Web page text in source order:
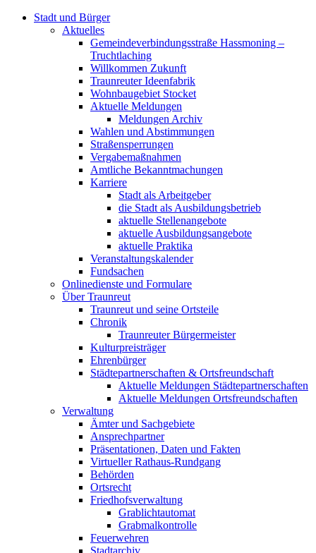
Stadt und Bürger
Aktuelles
Gemeindeverbindungsstraße Hassmoning –
Truchtlaching
Willkommen Zukunft
Traunreuter Ideenfabrik
Wohnbaugebiet Stocket
Aktuelle Meldungen
Meldungen Archiv
Wahlen und Abstimmungen
Straßensperrungen
Vergabemaßnahmen
Amtliche Bekanntmachungen
Karriere
Stadt als Arbeitgeber
die Stadt als Ausbildungsbetrieb
aktuelle Stellenangebote
aktuelle Ausbildungsangebote
aktuelle Praktika
Veranstaltungskalender
Fundsachen
Onlinedienste und Formulare
Über Traunreut
Traunreut und seine Ortsteile
Chronik
Traunreuter Bürgermeister
Kulturpreisträger
Ehrenbürger
Städtepartnerschaften & Ortsfreundschaft
Aktuelle Meldungen Städtepartnerschaften
Aktuelle Meldungen Ortsfreundschaften
Verwaltung
Ämter und Sachgebiete
Ansprechpartner
Präsentationen, Daten und Fakten
Virtueller Rathaus-Rundgang
Behörden
Ortsrecht
Friedhofsverwaltung
Grablichtautomat
Grabmalkontrolle
Feuerwehren
Stadtarchiv